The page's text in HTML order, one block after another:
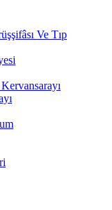
Ve Tıp